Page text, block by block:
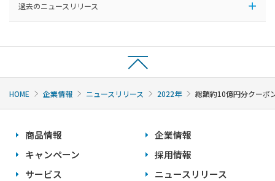
過去のニュースリリース
HOME 企業情報 ニュースリリース 2022年 総額約10億円分クーポ
商品情報
キャンペーン
サービス
企業情報
採用情報
ニュースリリース